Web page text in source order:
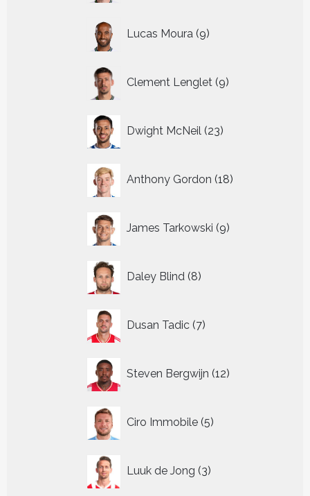
Lucas Moura 9
producten
Clement Lenglet 9
producten
Dwight McNeil 23
producten
Anthony Gordon 18
producten
James Tarkowski 9
producten
Daley Blind 8
producten
Dusan Tadic 7
producten
Steven Bergwijn 12
producten
Ciro Immobile 5
producten
Luuk de Jong 3
producten